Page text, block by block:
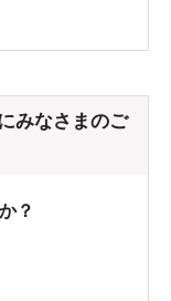
みなさまのご
？